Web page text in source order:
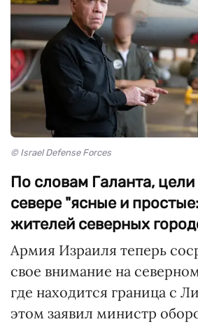
© Israel Defense Forces
По словам Галанта,
севере "ясные и
жителей северных
Армия Израиля теперь
свое внимание на
где находится граница с
этом заявил министр